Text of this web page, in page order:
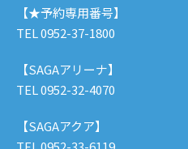
【★予約専用番号】
TEL 0952-37-1800
【SAGAアリーナ】
TEL 0952-32-4070
【SAGAアクア】